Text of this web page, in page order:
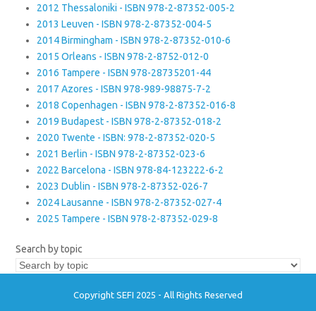
2012 Thessaloniki - ISBN 978-2-87352-005-2
2013 Leuven - ISBN 978-2-87352-004-5
2014 Birmingham - ISBN 978-2-87352-010-6
2015 Orleans - ISBN 978-2-8752-012-0
2016 Tampere - ISBN 978-28735201-44
2017 Azores - ISBN 978-989-98875-7-2
2018 Copenhagen - ISBN 978-2-87352-016-8
2019 Budapest - ISBN 978-2-87352-018-2
2020 Twente - ISBN: 978-2-87352-020-5
2021 Berlin - ISBN 978-2-87352-023-6
2022 Barcelona - ISBN 978-84-123222-6-2
2023 Dublin - ISBN 978-2-87352-026-7
2024 Lausanne - ISBN 978-2-87352-027-4
2025 Tampere - ISBN 978-2-87352-029-8
Search by topic
Copyright SEFI 2025 - All Rights Reserved